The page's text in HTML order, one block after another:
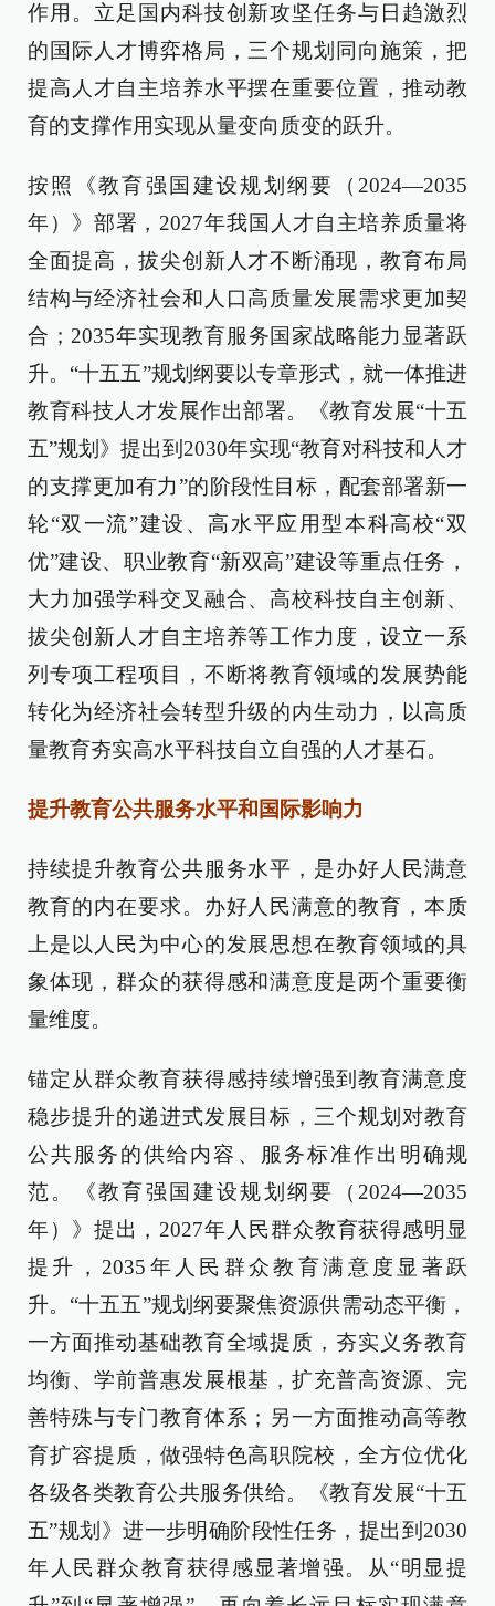
作用。立足国内科技创新攻坚任务与日趋激烈
的国际人才博弈格局，三个规划同向施策，把
提高人才自主培养水平摆在重要位置，推动教
育的支撑作用实现从量变向质变的跃升。
按照《教育强国建设规划纲要（2024—2035
年）》部署，2027年我国人才自主培养质量将
全面提高，拔尖创新人才不断涌现，教育布局
结构与经济社会和人口高质量发展需求更加契
合；2035年实现教育服务国家战略能力显著跃
升。“十五五”规划纲要以专章形式，就一体推进
教育科技人才发展作出部署。《教育发展“十五
五”规划》提出到2030年实现“教育对科技和人才
的支撑更加有力”的阶段性目标，配套部署新一
轮“双一流”建设、高水平应用型本科高校“双
优”建设、职业教育“新双高”建设等重点任务，
大力加强学科交叉融合、高校科技自主创新、
拔尖创新人才自主培养等工作力度，设立一系
列专项工程项目，不断将教育领域的发展势能
转化为经济社会转型升级的内生动力，以高质
量教育夯实高水平科技自立自强的人才基石。
提升教育公共服务水平和国际影响力
持续提升教育公共服务水平，是办好人民满意
教育的内在要求。办好人民满意的教育，本质
上是以人民为中心的发展思想在教育领域的具
象体现，群众的获得感和满意度是两个重要衡
量维度。
锚定从群众教育获得感持续增强到教育满意度
稳步提升的递进式发展目标，三个规划对教育
公共服务的供给内容、服务标准作出明确规
范。《教育强国建设规划纲要（2024—2035
年）》提出，2027年人民群众教育获得感明显
提升，2035年人民群众教育满意度显著跃
升。“十五五”规划纲要聚焦资源供需动态平衡，
一方面推动基础教育全域提质，夯实义务教育
均衡、学前普惠发展根基，扩充普高资源、完
善特殊与专门教育体系；另一方面推动高等教
育扩容提质，做强特色高职院校，全方位优化
各级各类教育公共服务供给。《教育发展“十五
五”规划》进一步明确阶段性任务，提出到2030
年人民群众教育获得感显著增强。从“明显提